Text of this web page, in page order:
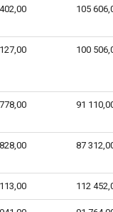
105
100
91
87
112